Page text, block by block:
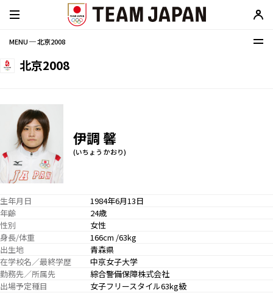
MENU ─ 北京2008
北京2008
伊調 馨
(いちょう かおり)
生年月日
1984年6月13日
年齢
24歳
性別
女性
身長/体重
166cm /63kg
出生地
青森県
在学校名／最終学歴
中京女子大学
勤務先／所属先
綜合警備保障株式会社
出場予定種目
女子フリースタイル63kg級